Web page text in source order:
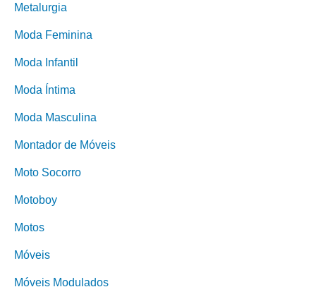
Metalurgia
Moda Feminina
Moda Infantil
Moda Íntima
Moda Masculina
Montador de Móveis
Moto Socorro
Motoboy
Motos
Móveis
Móveis Modulados